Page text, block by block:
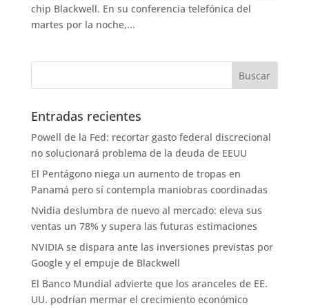
chip Blackwell. En su conferencia telefónica del
martes por la noche,...
Entradas recientes
Powell de la Fed: recortar gasto federal discrecional
no solucionará problema de la deuda de EEUU
El Pentágono niega un aumento de tropas en
Panamá pero sí contempla maniobras coordinadas
Nvidia deslumbra de nuevo al mercado: eleva sus
ventas un 78% y supera las futuras estimaciones
NVIDIA se dispara ante las inversiones previstas por
Google y el empuje de Blackwell
El Banco Mundial advierte que los aranceles de EE.
UU. podrían mermar el crecimiento económico